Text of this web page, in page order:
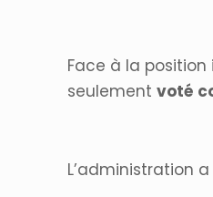
Face à la position
seulement voté
L’administration a